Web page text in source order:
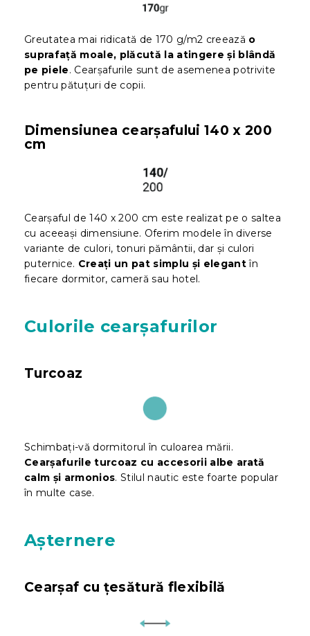
Greutatea mai ridicată de 170 g/m2 creează o
suprafață moale, plăcută la atingere și blândă
pe piele. Cearșafurile sunt de asemenea potrivite
pentru pătuțuri de copii.
Dimensiunea cearșafului 140 x 200
cm
Cearșaful de 140 x 200 cm este realizat pe o saltea
cu aceeași dimensiune. Oferim modele în diverse
variante de culori, tonuri pământii, dar și culori
puternice. Creați un pat simplu și elegantîn
fiecare dormitor, cameră sau hotel.
Culorile cearșafurilor
Turcoaz
Schimbați-vă dormitorul în culoarea mării.
Cearșafurile turcoaz cu accesorii albe arată
calm și armonios. Stilul nautic este foarte popular
în multe case.
Așternere
Cearșaf cu țesătură flexibilă